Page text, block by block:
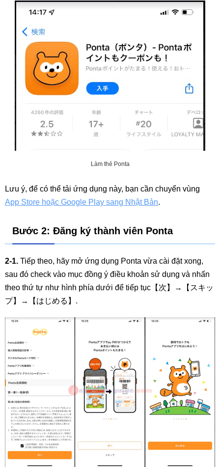
Làm thẻ Ponta
Lưu ý, để có thể tải ứng dụng này, bạn cần chuyển vùng
App Store hoặc Google Play sang Nhật Bản.
Bước 2: Đăng ký thành viên Ponta
2-1. Tiếp theo, hãy mở ứng dụng Ponta vừa cài đặt xong,
sau đó check vào mục đồng ý điều khoản sử dụng và nhấn
theo thứ tự như hình phía dưới để tiếp tục【次】→【スキッ
プ】→【はじめる】.